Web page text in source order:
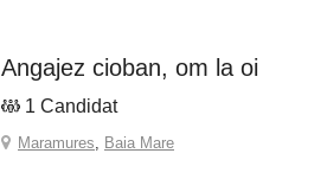
angajez cioban, om la oi
1 Candidat
Maramures, Baia Mare